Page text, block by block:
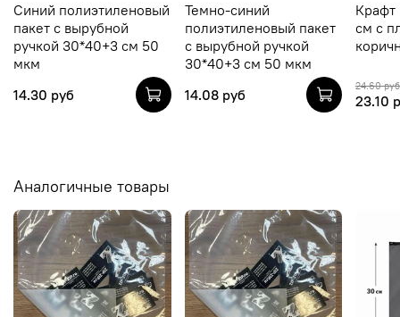
Синий полиэтиленовый
пакет с вырубной
ручкой 30*40+3 см 50
мкм
14.30 руб
Темно-синий
полиэтиленовый пакет
с вырубной ручкой
30*40+3 см 50 мкм
14.08 руб
Крафт
см c
24.60 руб
23.10
Аналогичные товары